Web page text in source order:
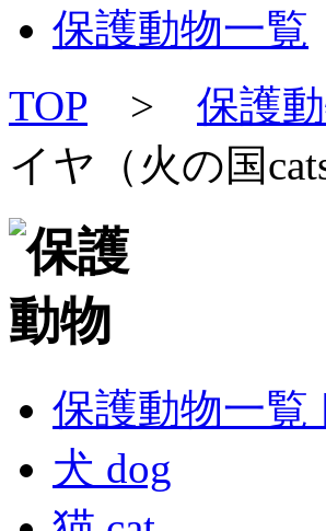
保護動物一覧
TOP > 保護
イヤ（火の国cats
保護動物一覧
犬 dog